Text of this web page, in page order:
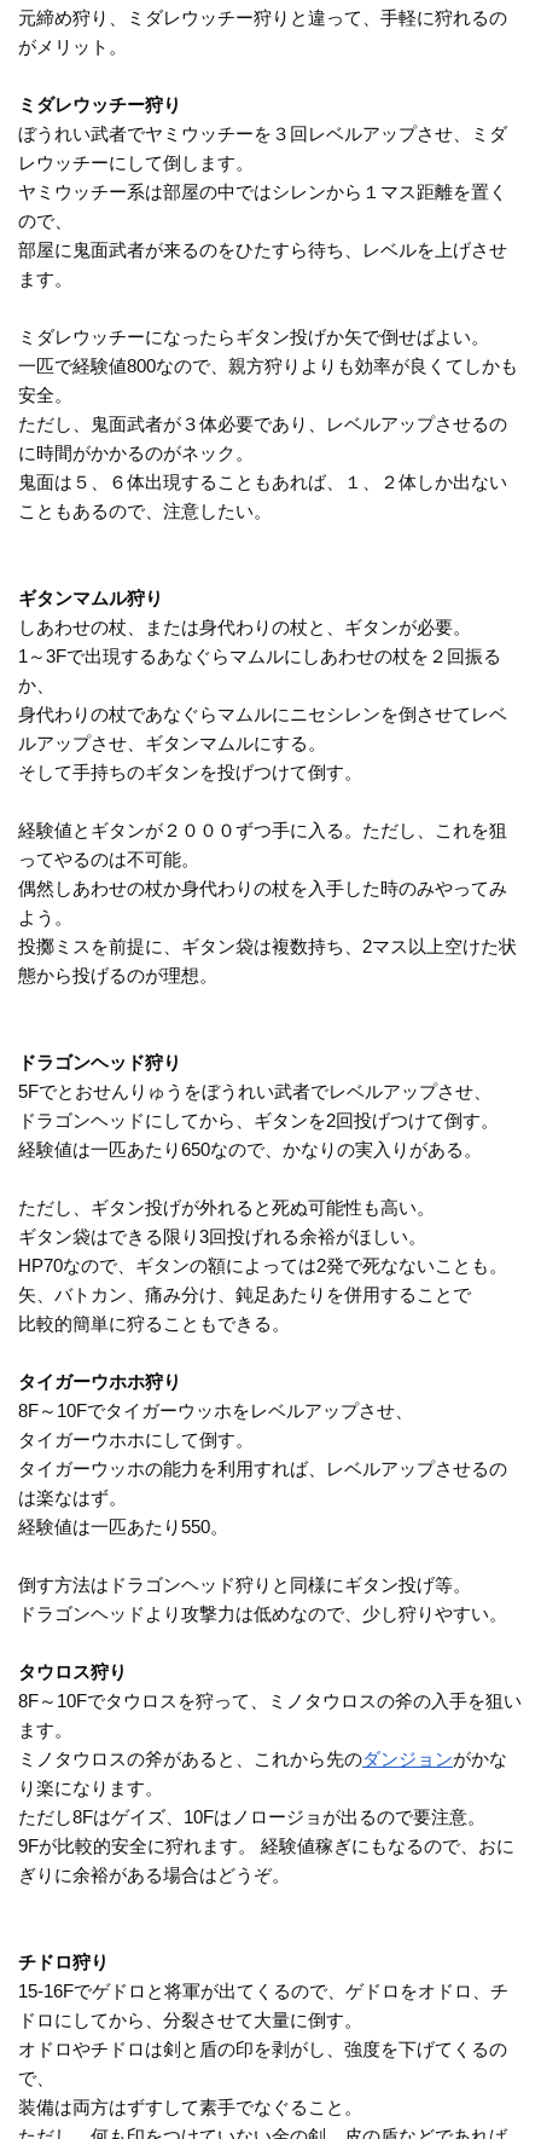
元締め狩り、ミダレウッチー狩りと違って、手軽に狩れるの
がメリット。
ミダレウッチー狩り
ぼうれい武者でヤミウッチーを３回レベルアップさせ、ミダ
レウッチーにして倒します。
ヤミウッチー系は部屋の中ではシレンから１マス距離を置く
ので、
部屋に鬼面武者が来るのをひたすら待ち、レベルを上げさせ
ます。
ミダレウッチーになったらギタン投げか矢で倒せばよい。
一匹で経験値800なので、親方狩りよりも効率が良くてしかも
安全。
ただし、鬼面武者が３体必要であり、レベルアップさせるの
に時間がかかるのがネック。
鬼面は５、６体出現することもあれば、１、２体しか出ない
こともあるので、注意したい。
ギタンマムル狩り
しあわせの杖、または身代わりの杖と、ギタンが必要。
1～3Fで出現するあなぐらマムルにしあわせの杖を２回振る
か、
身代わりの杖であなぐらマムルにニセシレンを倒させてレベ
ルアップさせ、ギタンマムルにする。
そして手持ちのギタンを投げつけて倒す。
経験値とギタンが２０００ずつ手に入る。ただし、これを狙
ってやるのは不可能。
偶然しあわせの杖か身代わりの杖を入手した時のみやってみ
よう。
投擲ミスを前提に、ギタン袋は複数持ち、2マス以上空けた状
態から投げるのが理想。
ドラゴンヘッド狩り
5Fでとおせんりゅうをぼうれい武者でレベルアップさせ、
ドラゴンヘッドにしてから、ギタンを2回投げつけて倒す。
経験値は一匹あたり650なので、かなりの実入りがある。
ただし、ギタン投げが外れると死ぬ可能性も高い。
ギタン袋はできる限り3回投げれる余裕がほしい。
HP70なので、ギタンの額によっては2発で死なないことも。
矢、バトカン、痛み分け、鈍足あたりを併用することで
比較的簡単に狩ることもできる。
タイガーウホホ狩り
8F～10Fでタイガーウッホをレベルアップさせ、
タイガーウホホにして倒す。
タイガーウッホの能力を利用すれば、レベルアップさせるの
は楽なはず。
経験値は一匹あたり550。
倒す方法はドラゴンヘッド狩りと同様にギタン投げ等。
ドラゴンヘッドより攻撃力は低めなので、少し狩りやすい。
タウロス狩り
8F～10Fでタウロスを狩って、ミノタウロスの斧の入手を狙い
ます。
ミノタウロスの斧があると、これから先のダンジョンがかな
り楽になります。
ただし8Fはゲイズ、10Fはノロージョが出るので要注意。
9Fが比較的安全に狩れます。 経験値稼ぎにもなるので、おに
ぎりに余裕がある場合はどうぞ。
チドロ狩り
15-16Fでゲドロと将軍が出てくるので、ゲドロをオドロ、チ
ドロにしてから、分裂させて大量に倒す。
オドロやチドロは剣と盾の印を剥がし、強度を下げてくるの
で、
装備は両方はずすして素手でなぐること。